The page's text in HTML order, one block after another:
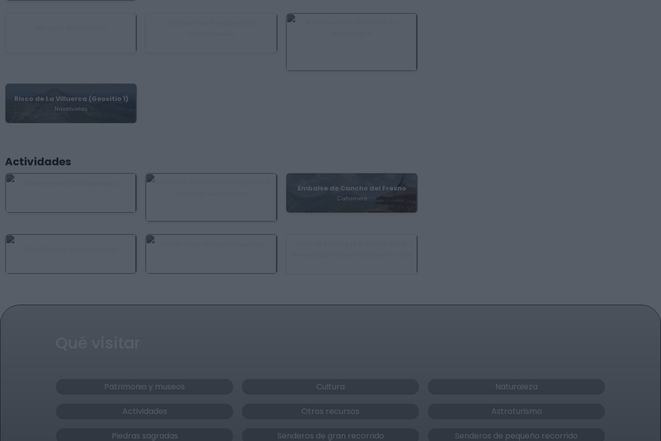
Risco de La Villuerca (Geositio 1)
Navezuelas
Actividades
Carretera Provincial Paisajística:
Embalse de Cancho del Fresno
Cañamero
Patrimonio y museos Cultura Naturaleza
Actividades Otros recursos Astroturismo
Piedras sagradas Senderos de gran recorrido Senderos de pequeño recorrido